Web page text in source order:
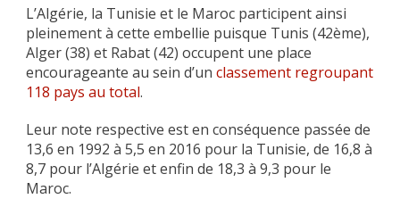
L’Algérie, la Tunisie et le Maroc participent ainsi
pleinement à cette embellie puisque Tunis (42ème),
Alger (38) et Rabat (42) occupent une place
encourageante au sein d’un classement regroupant
118 pays au total.
Leur note respective est en conséquence passée de
13,6 en 1992 à 5,5 en 2016 pour la Tunisie, de 16,8 à
8,7 pour l’Algérie et enfin de 18,3 à 9,3 pour le
Maroc.